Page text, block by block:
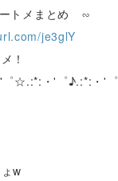
メまとめ ∽
je3glY
！
☆.:*:・'゜♪.:*:・'゜
w